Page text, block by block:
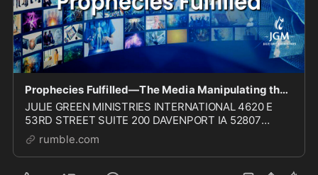
Prophecies Fulfilled—The Media Manipulating the Narrative
JULIE GREEN MINISTRIES INTERNATIONAL 4620 E
53RD STREET SUITE 200 DAVENPORT IA 52807
COPYRIGHT 2024 Julie Green Ministries International
JGMI WEBSITE: https://www.jgminternational.org/ JGM
RUMBLE: htt
rumble.com